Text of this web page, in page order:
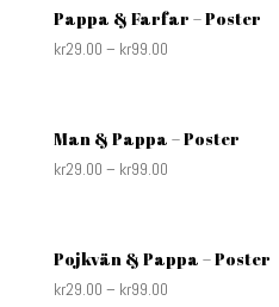
Pappa & Farfar – Poster
kr29.00 – kr99.00
Man & Pappa – Poster
kr29.00 – kr99.00
Pojkvän & Pappa – Poster
kr29.00 – kr99.00